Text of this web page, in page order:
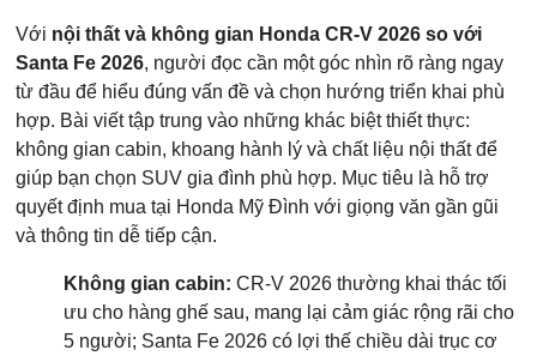
Với nội thất và không gian Honda CR-V 2026 so với
Santa Fe 2026, người đọc cần một góc nhìn rõ ràng ngay
từ đầu để hiểu đúng vấn đề và chọn hướng triển khai phù
hợp. Bài viết tập trung vào những khác biệt thiết thực:
không gian cabin, khoang hành lý và chất liệu nội thất để
giúp bạn chọn SUV gia đình phù hợp. Mục tiêu là hỗ trợ
quyết định mua tại Honda Mỹ Đình với giọng văn gần gũi
và thông tin dễ tiếp cận.
Không gian cabin: CR-V 2026 thường khai thác tối
ưu cho hàng ghế sau, mang lại cảm giác rộng rãi cho
5 người; Santa Fe 2026 có lợi thế chiều dài trục cơ